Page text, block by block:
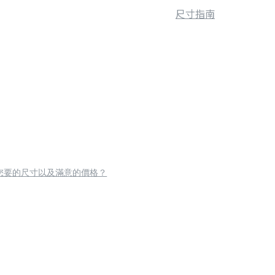
尺寸指南
要的尺寸以及滿意的價格？